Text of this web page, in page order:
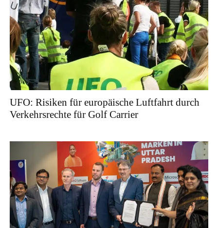
UFO: Risiken für europäische Luftfahrt durch
Verkehrsrechte für Golf Carrier